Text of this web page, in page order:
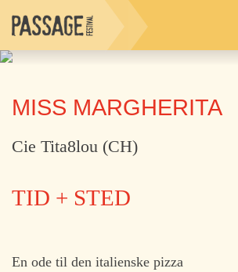
MISS MARGHERITA
Cie Tita8lou (CH)
TID + STED
MANDAG 27. JULI
En ode til den italienske pizza